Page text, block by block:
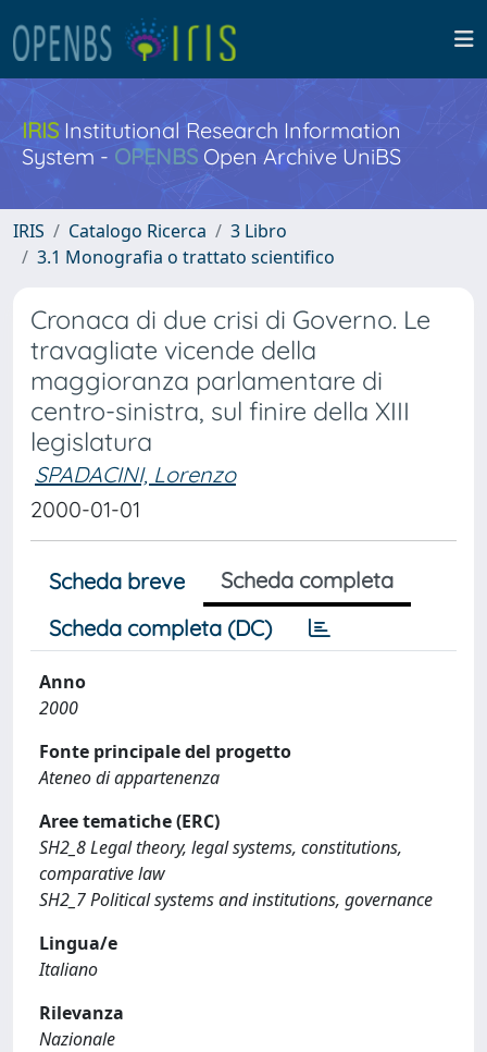
IRISInstitutional Research Information
System - OPENBS Open Archive UniBS
IRIS Catalogo Ricerca
3 Libro
3.1 Monografia o trattato scientifico
Cronaca di due crisi di Governo. Le
travagliate vicende della
maggioranza parlamentare di
centro-sinistra, sul finire della XIII
legislatura
SPADACINI, Lorenzo
2000-01-01
Scheda breve
Scheda completa
Scheda completa (DC)
Anno
2000
Fonte principale del progetto
Ateneo di appartenenza
Aree tematiche (ERC)
SH2_8 Legal theory, legal systems, constitutions,
comparative law
SH2_7 Political systems and institutions, governance
Lingua/e
Italiano
Rilevanza
Nazionale